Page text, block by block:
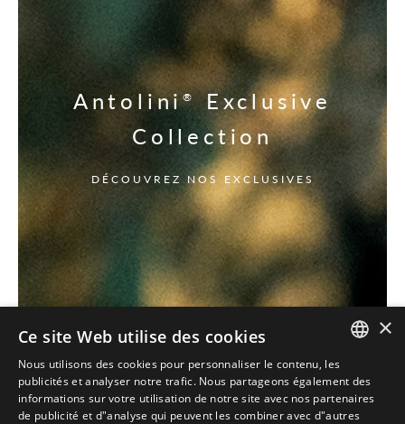
Antolini® Exclusive
Collection
DÉCOUVREZ NOS EXCLUSIVES
ITALIAN
ENGLISH
×
Ce site Web utilise des cookies
Nous utilisons des cookies pour personnaliser le contenu, les
publicités et analyser notre trafic. Nous partageons également des
informations sur votre utilisation de notre site avec nos partenaires
de publicité et d"analyse qui peuvent les combiner avec d"autres